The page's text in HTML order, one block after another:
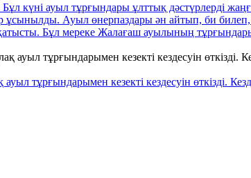
күні ауыл тұрғындары ұлттық дәстүрлерді
ұсынылды. Ауыл өнерпаздары ән айтып, би
Бұл мереке Жалағаш ауылының
тұрғындарымен кезекті кездесуін өткізді.